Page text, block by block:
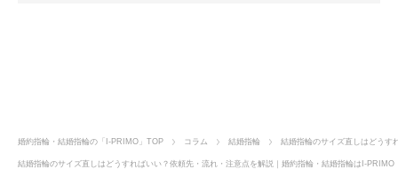
婚約指輪・結婚指輪の「I-PRIMO」TOP コラム 結婚指輪 結婚指輪のサイズ直しはどうす
結婚指輪のサイズ直しはどうすればいい？依頼先・流れ・注意点を解説｜婚約指輪・結婚指輪はI-